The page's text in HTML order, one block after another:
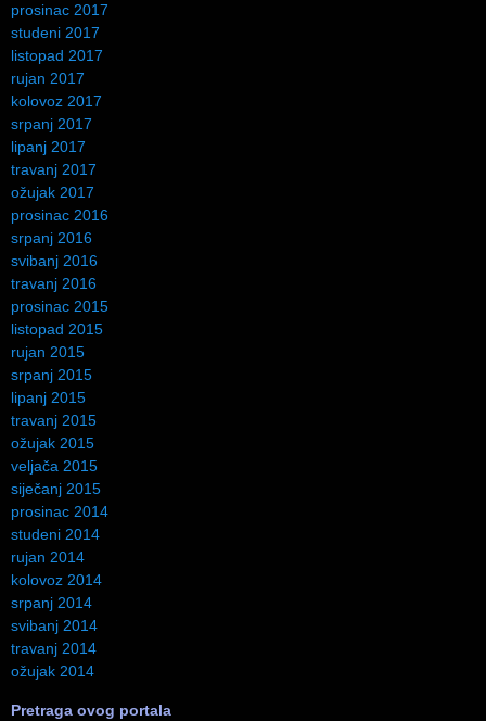
prosinac 2017
studeni 2017
listopad 2017
rujan 2017
kolovoz 2017
srpanj 2017
lipanj 2017
travanj 2017
ožujak 2017
prosinac 2016
srpanj 2016
svibanj 2016
travanj 2016
prosinac 2015
listopad 2015
rujan 2015
srpanj 2015
lipanj 2015
travanj 2015
ožujak 2015
veljača 2015
siječanj 2015
prosinac 2014
studeni 2014
rujan 2014
kolovoz 2014
srpanj 2014
svibanj 2014
travanj 2014
ožujak 2014
Pretraga ovog portala